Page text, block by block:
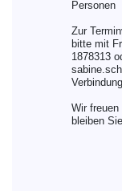
Personen
Zur
bitte mit
1878313
Wir freuen
bleiben